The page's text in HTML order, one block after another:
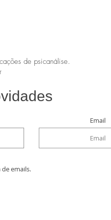
de psicanálise.
Email
emails.